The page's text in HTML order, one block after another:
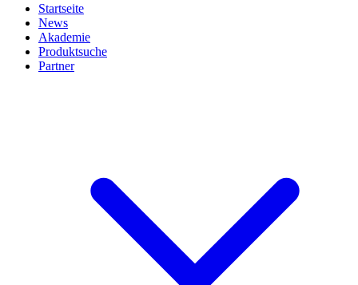
Startseite
News
Akademie
Produktsuche
Partner